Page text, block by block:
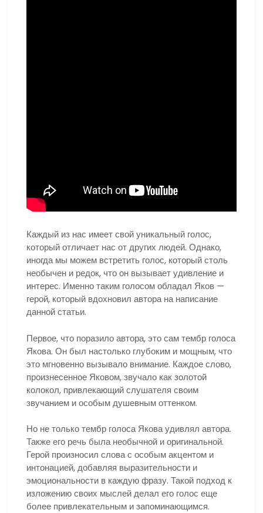
Каждый из нас имеет свой уникальный голос,
который отличает нас от других людей. Однако,
иногда мы можем встретить голос, который столь
необычен и редок, что он вызывает удивление и
интерес. Именно таким голосом обладал Яков —
герой, который вдохновил автора на написание
данной статьи.
Первое, что поразило автора, это сам тембр голоса
Якова. Он был настолько глубоким и мощным, что
это мгновенно вызывало внимание. Каждое слово,
произнесенное Яковом, звучало как золотой
колокол, привлекающий слушателя своим
звучанием и особым душевным оттенком.
Но не только тембр голоса Якова удивлял автора.
Также его речь была необычной и оригинальной.
Герой произносил слова с особым акцентом и
интонацией, добавляя выразительности и
эмоциональности в каждую фразу. Такой подход к
изложению своих мыслей делал его голос еще
более привлекательным и запоминающимся.